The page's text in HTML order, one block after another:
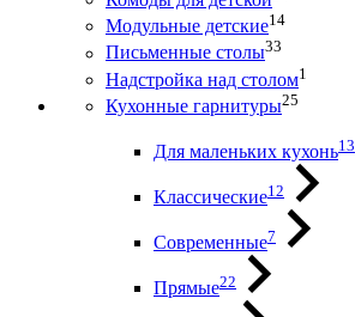
Модульные детские14
Письменные столы33
Надстройка над столом1
Кухонные гарнитуры25
Для маленьких кухонь13
Классические12
Современные7
Прямые22